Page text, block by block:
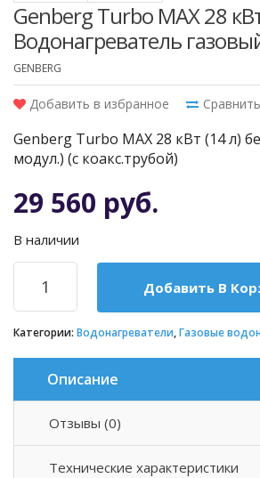
Genberg Turbo MAX 28
Водонагреватель
GENBERG
Добавить в избранное Сравнить
Genberg Turbo MAX 28 кВт (14 л)
модул.) (с коакс.трубой)
29 560 руб.
В наличии
Добавить В
Категории: Водонагреватели,Газовые
Описание
Отзывы (0)
Технические характеристики
Описание товара